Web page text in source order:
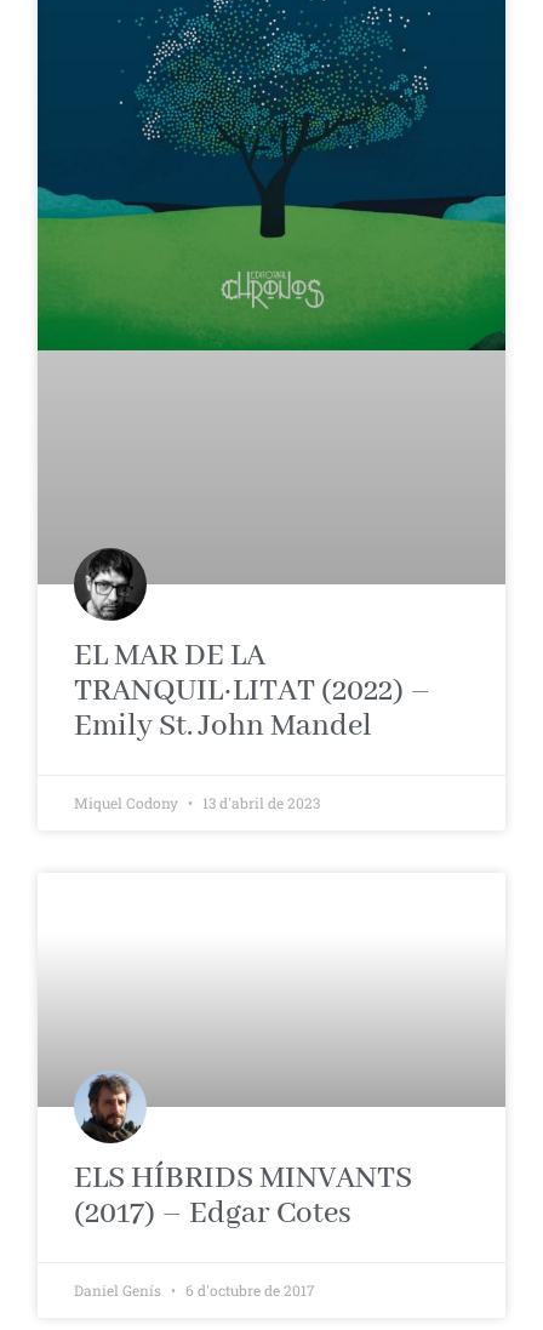
EL MAR DE LA
TRANQUIL·LITAT (2022) –
Emily St. John Mandel
Miquel Codony 13 d'abril de 2023
ELS HÍBRIDS MINVANTS
(2017) – Edgar Cotes
Daniel Genís 6 d'octubre de 2017